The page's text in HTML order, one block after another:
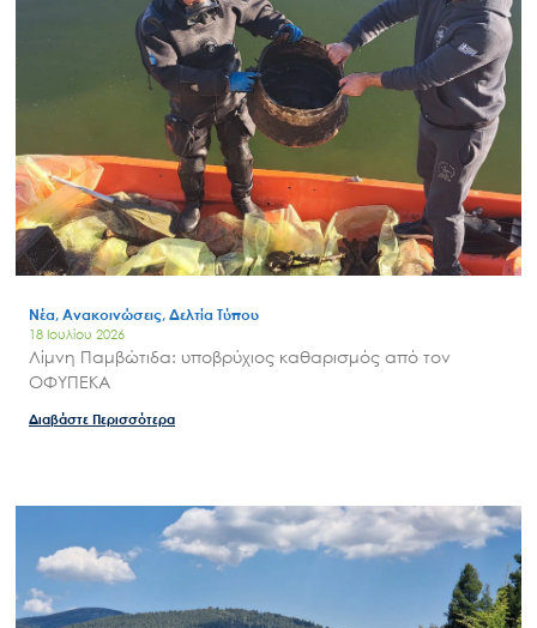
Νέα, Ανακοινώσεις, Δελτία Τύπου
18 Ιουλίου 2026
Λίμνη Παμβώτιδα: υποβρύχιος καθαρισμός από τον
ΟΦΥΠΕΚΑ
Διαβάστε Περισσότερα